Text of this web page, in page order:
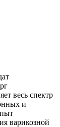
весь спектр
и
варикозной